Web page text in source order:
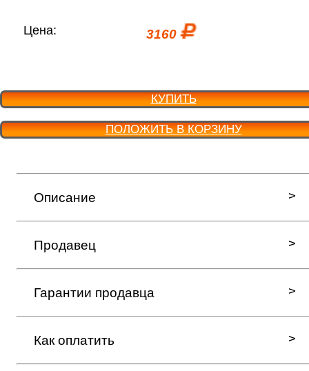
Цена: 3160
КУПИТЬ
ПОЛОЖИТЬ В КОРЗИНУ
Описание
Продавец
Гарантии продавца
Как оплатить